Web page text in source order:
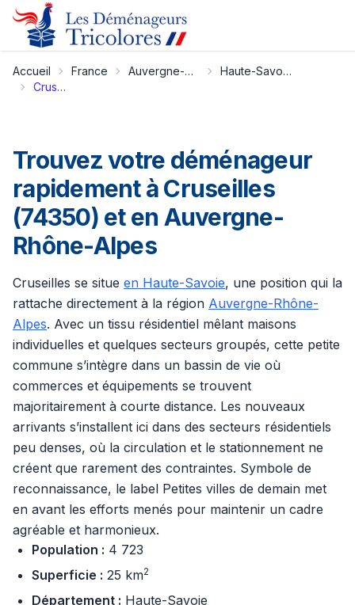
Accueil France Auvergne-Rhône-Alpes
Haute-Savoie
Cruseilles
Trouvez votre déménageur
rapidement à Cruseilles
(74350) et en Auvergne-
Rhône-Alpes
Cruseilles se situe en Haute-Savoie, une position qui la
rattache directement à la région Auvergne-Rhône-
Alpes. Avec un tissu résidentiel mêlant maisons
individuelles et quelques secteurs groupés, cette petite
commune s’intègre dans un bassin de vie où
commerces et équipements se trouvent
majoritairement à courte distance. Les nouveaux
arrivants s’installent ici dans des secteurs résidentiels
peu denses, où la circulation et le stationnement ne
créent que rarement des contraintes. Symbole de
reconnaissance, le label Petites villes de demain met
en avant les efforts menés pour maintenir un cadre
agréable et harmonieux.
Population : 4 723
Superficie : 25 km2
Département : Haute-Savoie